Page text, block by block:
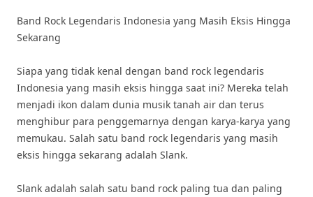
Band Rock Legendaris Indonesia yang Masih Eksis Hingga
Sekarang
Siapa yang tidak kenal dengan band rock legendaris
Indonesia yang masih eksis hingga saat ini? Mereka telah
menjadi ikon dalam dunia musik tanah air dan terus
menghibur para penggemarnya dengan karya-karya yang
memukau. Salah satu band rock legendaris yang masih
eksis hingga sekarang adalah Slank.
Slank adalah salah satu band rock paling tua dan paling